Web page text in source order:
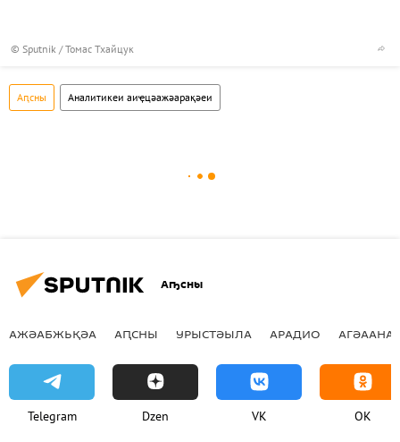
© Sputnik / Томас Тхайцук
Аԥсны Аналитикеи аиҿцәажәарақәеи
Аҧсны
АЖӘАБЖЬҚӘА АԤСНЫ УРЫСТӘЫЛА АРАДИО
Telegram Dzen VK OK